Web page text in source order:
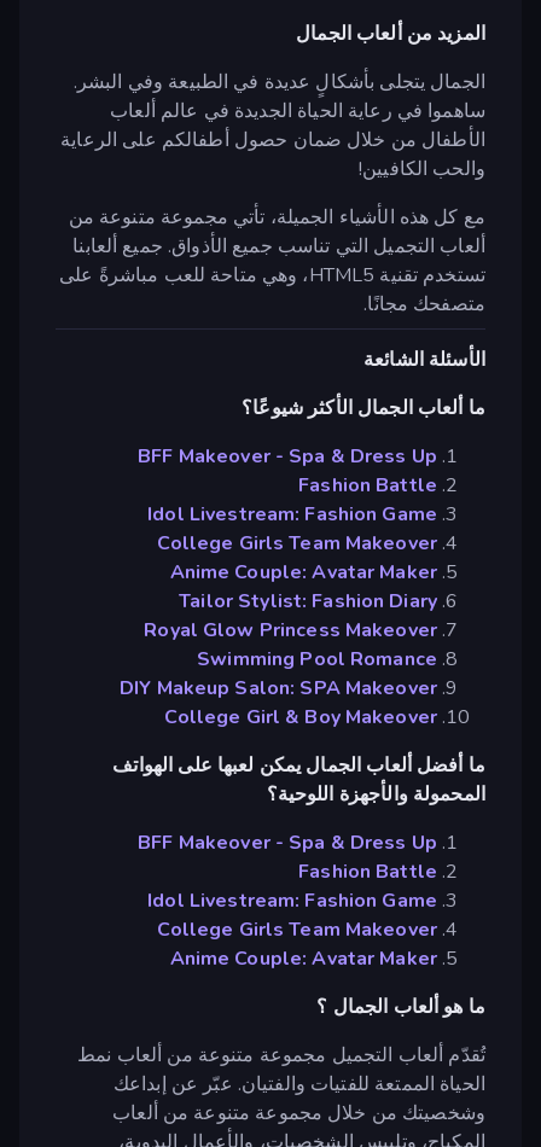
المزيد من ألعاب الجمال
الجمال يتجلى بأشكالٍ عديدة في الطبيعة وفي البشر.
ساهموا في رعاية الحياة الجديدة في عالم ألعاب
الأطفال من خلال ضمان حصول أطفالكم على الرعاية
والحب الكافيين!
مع كل هذه الأشياء الجميلة، تأتي مجموعة متنوعة من
ألعاب التجميل التي تناسب جميع الأذواق. جميع ألعابنا
تستخدم تقنية HTML5، وهي متاحة للعب مباشرةً على
متصفحك مجانًا.
الأسئلة الشائعة
ما ألعاب الجمال الأكثر شيوعًا؟
BFF Makeover - Spa & Dress Up
Fashion Battle
Idol Livestream: Fashion Game
College Girls Team Makeover
Anime Couple: Avatar Maker
Tailor Stylist: Fashion Diary
Royal Glow Princess Makeover
Swimming Pool Romance
DIY Makeup Salon: SPA Makeover
College Girl & Boy Makeover
ما أفضل ألعاب الجمال يمكن لعبها على الهواتف
المحمولة والأجهزة اللوحية؟
BFF Makeover - Spa & Dress Up
Fashion Battle
Idol Livestream: Fashion Game
College Girls Team Makeover
Anime Couple: Avatar Maker
ما هو ألعاب الجمال ؟
تُقدّم ألعاب التجميل مجموعة متنوعة من ألعاب نمط
الحياة الممتعة للفتيات والفتيان. عبّر عن إبداعك
وشخصيتك من خلال مجموعة متنوعة من ألعاب